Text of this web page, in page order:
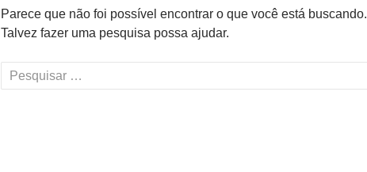
Parece que não foi possível encontrar o que você está buscando.
Talvez fazer uma pesquisa possa ajudar.
Pesquisar
por: